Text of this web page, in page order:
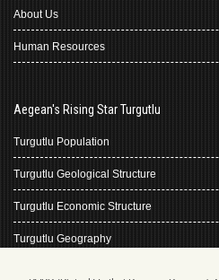
About Us
Human Resources
Aegean's Rising Star Turgutlu
Turgutlu Population
Turgutlu Geological Structure
Turgutlu Economic Structure
Turgutlu Geography